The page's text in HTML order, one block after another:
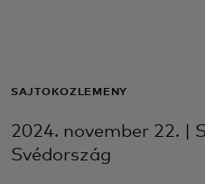
Vállalkozásoknak
A világért
SAJTÓKÖZLEMÉNY
2024. november 22. |
Svédország